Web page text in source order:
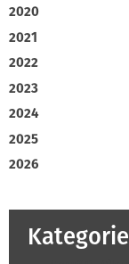
2020
2021
2022
2023
2024
2025
2026
Kategorie